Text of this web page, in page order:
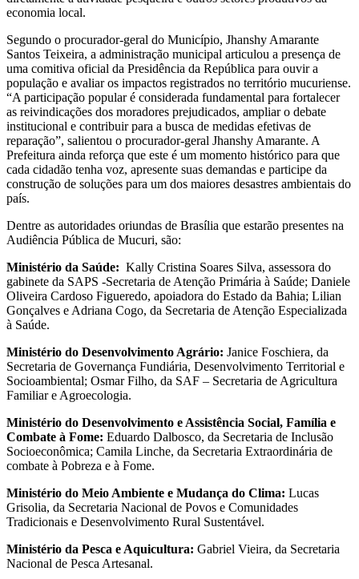
economia local.
Segundo o procurador-geral do Município, Jhanshy Amarante
Santos Teixeira, a administração municipal articulou a presença de
uma comitiva oficial da Presidência da República para ouvir a
população e avaliar os impactos registrados no território mucuriense.
“A participação popular é considerada fundamental para fortalecer
as reivindicações dos moradores prejudicados, ampliar o debate
institucional e contribuir para a busca de medidas efetivas de
reparação”, salientou o procurador-geral Jhanshy Amarante. A
Prefeitura ainda reforça que este é um momento histórico para que
cada cidadão tenha voz, apresente suas demandas e participe da
construção de soluções para um dos maiores desastres ambientais do
país.
Dentre as autoridades oriundas de Brasília que estarão presentes na
Audiência Pública de Mucuri, são:
Ministério da Saúde: Kally Cristina Soares Silva, assessora do
gabinete da SAPS -Secretaria de Atenção Primária à Saúde; Daniele
Oliveira Cardoso Figueredo, apoiadora do Estado da Bahia; Lilian
Gonçalves e Adriana Cogo, da Secretaria de Atenção Especializada
à Saúde.
Ministério do Desenvolvimento Agrário: Janice Foschiera, da
Secretaria de Governança Fundiária, Desenvolvimento Territorial e
Socioambiental; Osmar Filho, da SAF – Secretaria de Agricultura
Familiar e Agroecologia.
Ministério do Desenvolvimento e Assistência Social, Família e
Combate à Fome: Eduardo Dalbosco, da Secretaria de Inclusão
Socioeconômica; Camila Linche, da Secretaria Extraordinária de
combate à Pobreza e à Fome.
Ministério do Meio Ambiente e Mudança do Clima: Lucas
Grisolia, da Secretaria Nacional de Povos e Comunidades
Tradicionais e Desenvolvimento Rural Sustentável.
Ministério da Pesca e Aquicultura: Gabriel Vieira, da Secretaria
Nacional de Pesca Artesanal.